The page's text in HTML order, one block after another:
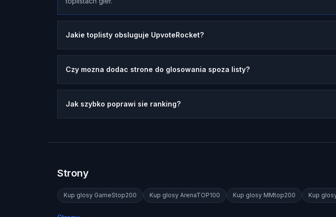
Jakie toplisty obsluguje UpvoteRocket?
Czy mozna dodac strone do glosowania spoza listy?
Jak szybko poprawi sie ranking?
Strony
Kup glosy GameStop200 Kup glosy ArenaTOP100 Kup glosy MMtop200 Kup